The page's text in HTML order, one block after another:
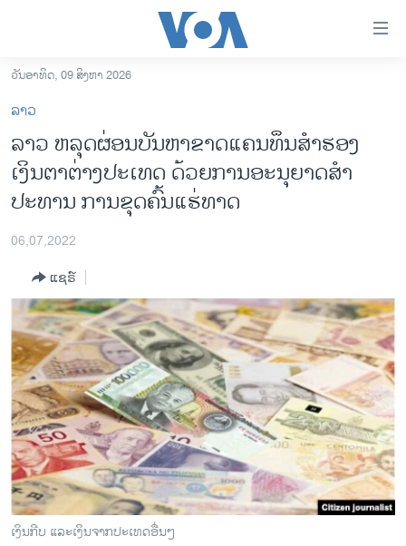
ເຂົ້າ
ຫາ
ຂ້າມ
ຂ້າມ
ໄປ
ຫາ
ຊອກ
ອາເມຣິກາ
ການເລືອກຕັ້ງ ປະທານາທີບໍດີ ສະຫະລັດ 2024
ອິດສະຫຼະພາບດ້ານການຂ່າວ
ຊີວິດຊາວລາວ
ຊຸມຊົນຊາວລາວ
ວິທະຍາສາດ-ເທັກໂນໂລຈີ
ທຸລະກິດ
ພາສາອັງກິດ
ວີດີໂອ
ວັນອາທິດ, 09 ສິງຫາ 2026
ລາວ
ລາວ ຫລຸດຜ່ອນບັນຫາຂາດແຄນທຶນສຳຮອງ
ເງິນຕາຕ່າງປະເທດ ດ້ວຍການອະນຸຍາດສຳ
ປະທານ ການຂຸດຄົ້ນແຮ່ທາດ
06,07,2022
ແຊຣ໌
ເງິນກີບ ແລະເງິນຈາກປະເທດອື່ນໆ